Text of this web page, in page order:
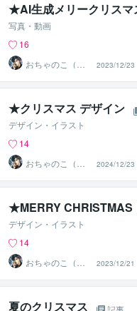
★AI生成メリークリスマ
写真・動画
16
おちゃのこ（御
茶乃子祭々）
2023/12/23
★クリスマス デザイン
デザイン・イラスト
14
おちゃのこ（御
茶乃子祭々）
2024/12/23
★MERRY CHRISTMAS
デザイン・イラスト
14
おちゃのこ（御
茶乃子祭々）
2023/12/21
夏のクリスマス